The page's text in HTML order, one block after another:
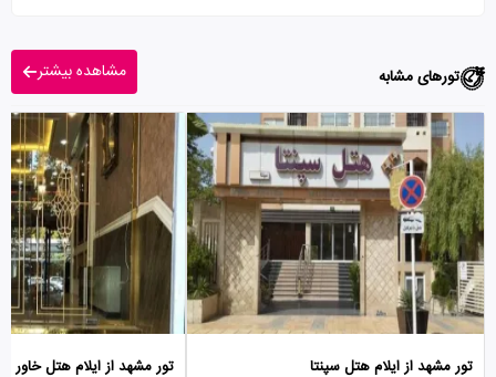
تورهای مشابه مشاهده بیشتر
تور مشهد از ایلام هتل سپنتا تور مشهد از ایلام هتل خاور